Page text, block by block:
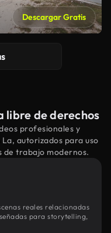
Descargar Gratis
libre de derechos
profesionales y
autorizados para uso
de trabajo modernos.
reales relacionadas
para storytelling,